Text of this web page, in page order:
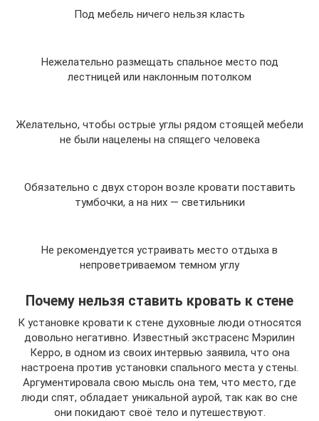
Под мебель ничего нельзя класть
Нежелательно размещать спальное место под
лестницей или наклонным потолком
Желательно, чтобы острые углы рядом стоящей мебели
не были нацелены на спящего человека
Обязательно с двух сторон возле кровати поставить
тумбочки, а на них — светильники
Не рекомендуется устраивать место отдыха в
непроветриваемом темном углу
Почему нельзя ставить кровать к стене
К установке кровати к стене духовные люди относятся
довольно негативно. Известный экстрасенс Мэрилин
Керро, в одном из своих интервью заявила, что она
настроена против установки спального места у стены.
Аргументировала свою мысль она тем, что место, где
люди спят, обладает уникальной аурой, так как во сне
они покидают своё тело и путешествуют.